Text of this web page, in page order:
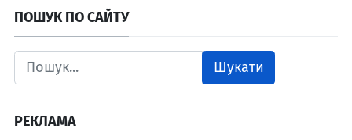
ПОШУК ПО САЙТУ
Шукати
РЕКЛАМА